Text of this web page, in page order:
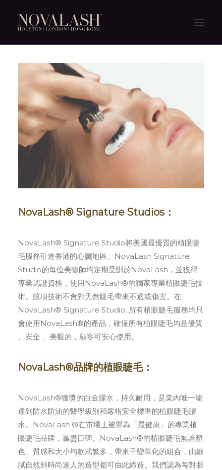
關於我們
NOVALASH體驗
NOVALASH不同之處
ENGLISH
CART
NovaLash® Signature Studios：
NovaLash® Signature Studio將美國最優質的植眼睫
毛服務引進香港的心臟地區。NovaLash Signature
Studio的每位美睫師均定期受訓於NovaLash，並獲得
專業認證資格，使用NovaLash®的獨家專業植眼睫毛技
術。該項技術不會對天然睫毛帶來不適或傷害。在
NovaLash® Signature Studio, 所有植眼睫毛服務均只
會使用NovaLash®的產品，確保所有植眼睫毛均是優質
、安全 、美觀的，顧客可安心使用。
NovaLash®品牌的植眼睫毛：
NovaLash®獲獎的白金膠水，持久耐用，是業內唯一能
達到防水防油的醫學級別和嚴格安全標準的植眼睫毛膠
水。NovaLash ®在市場上被譽為「最健康」的專業植
眼睫毛品牌，贏盡口碑。NovaLash®的植眼睫毛無論顏
色、質感和大小均款式繁多，帶來千變萬化的組合，由細
膩自然到時尚迷人的造型都可由此締造。我們認為每對眼